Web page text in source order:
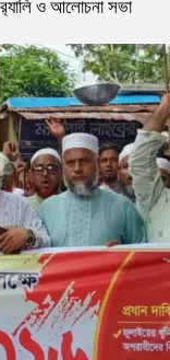
ও আলোচনা সভা